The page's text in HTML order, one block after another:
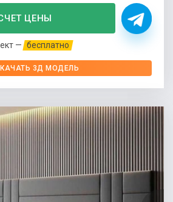
ЦЕНЫ
— бесплатно
3Д МОДЕЛЬ